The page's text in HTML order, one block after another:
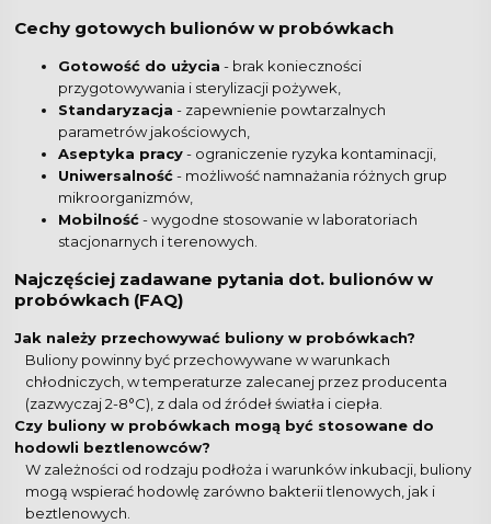
Cechy gotowych bulionów w probówkach
Gotowość do użycia - brak konieczności
przygotowywania i sterylizacji pożywek,
Standaryzacja - zapewnienie powtarzalnych
parametrów jakościowych,
Aseptyka pracy- ograniczenie ryzyka kontaminacji,
Uniwersalność- możliwość namnażania różnych grup
mikroorganizmów,
Mobilność- wygodne stosowanie w laboratoriach
stacjonarnych i terenowych.
Najczęściej zadawane pytania dot. bulionów w
probówkach (FAQ)
Jak należy przechowywać buliony w probówkach?
Buliony powinny być przechowywane w warunkach
chłodniczych, w temperaturze zalecanej przez producenta
(zazwyczaj 2-8°C), z dala od źródeł światła i ciepła.
Czy buliony w probówkach mogą być stosowane do
hodowli beztlenowców?
W zależności od rodzaju podłoża i warunków inkubacji, buliony
mogą wspierać hodowlę zarówno bakterii tlenowych, jak i
beztlenowych.